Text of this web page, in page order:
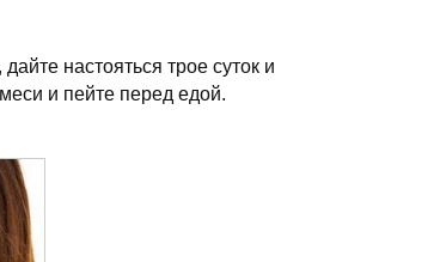
настояться трое суток и
и пейте перед едой.